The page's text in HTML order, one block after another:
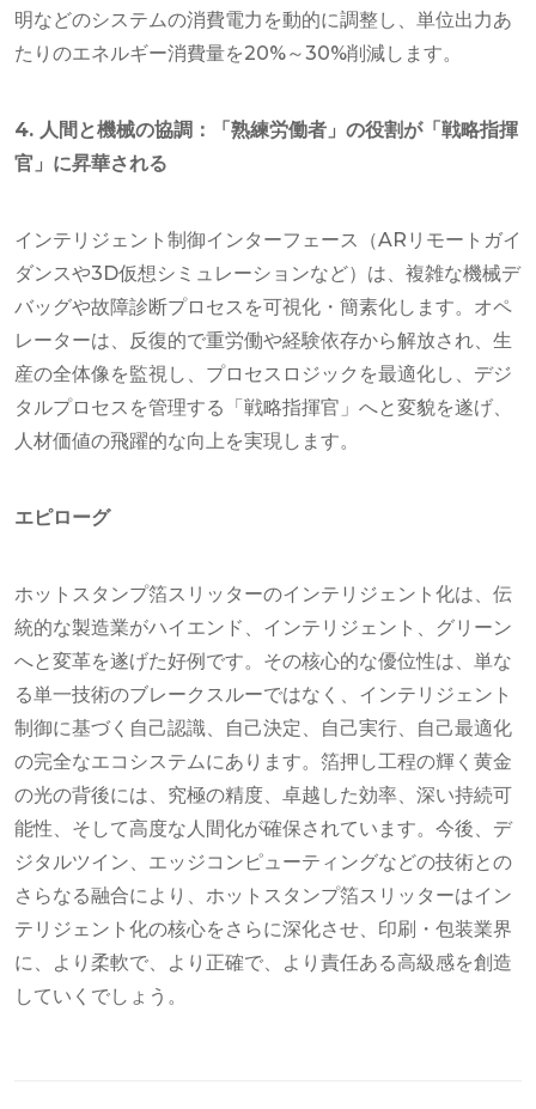
明などのシステムの消費電力を動的に調整し、単位出力あ
たりのエネルギー消費量を20%～30%削減します。
4. 人間と機械の協調：「熟練労働者」の役割が「戦略指揮
官」に昇華される
インテリジェント制御インターフェース（ARリモートガイ
ダンスや3D仮想シミュレーションなど）は、複雑な機械デ
バッグや故障診断プロセスを可視化・簡素化します。オペ
レーターは、反復的で重労働や経験依存から解放され、生
産の全体像を監視し、プロセスロジックを最適化し、デジ
タルプロセスを管理する「戦略指揮官」へと変貌を遂げ、
人材価値の飛躍的な向上を実現します。
エピローグ
ホットスタンプ箔スリッターのインテリジェント化は、伝
統的な製造業がハイエンド、インテリジェント、グリーン
へと変革を遂げた好例です。その核心的な優位性は、単な
る単一技術のブレークスルーではなく、インテリジェント
制御に基づく自己認識、自己決定、自己実行、自己最適化
の完全なエコシステムにあります。箔押し工程の輝く黄金
の光の背後には、究極の精度、卓越した効率、深い持続可
能性、そして高度な人間化が確保されています。今後、デ
ジタルツイン、エッジコンピューティングなどの技術との
さらなる融合により、ホットスタンプ箔スリッターはイン
テリジェント化の核心をさらに深化させ、印刷・包装業界
に、より柔軟で、より正確で、より責任ある高級感を創造
していくでしょう。